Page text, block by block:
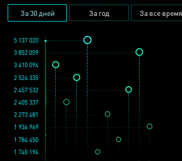
За 30 дней За год За все время
1 936 969
3 852 059
2 457 532
1 784 450
2 273 481
1 740 194
5 137 020
2 524 335
2 405 337
3 410 094